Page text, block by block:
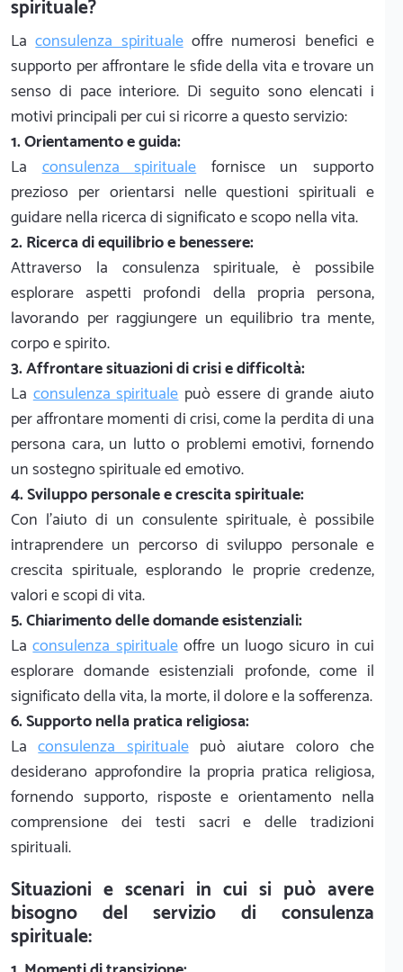
spirituale?
Laconsulenza spiritualeoffre numerosi benefici e
supporto per affrontare le sfide della vita e trovare un
senso di pace interiore. Di seguito sono elencati i
motivi principali per cui si ricorre a questo servizio:
1. Orientamento e guida:
Laconsulenza spiritualefornisce un supporto
prezioso per orientarsi nelle questioni spirituali e
guidare nella ricerca di significato e scopo nella vita.
2. Ricerca di equilibrio e benessere:
Attraverso la consulenza spirituale, è possibile
esplorare aspetti profondi della propria persona,
lavorando per raggiungere un equilibrio tra mente,
corpo e spirito.
3. Affrontare situazioni di crisi e difficoltà:
Laconsulenza spiritualepuò essere di grande aiuto
per affrontare momenti di crisi, come la perdita di una
persona cara, un lutto o problemi emotivi, fornendo
un sostegno spirituale ed emotivo.
4. Sviluppo personale e crescita spirituale:
Con l'aiuto di un consulente spirituale, è possibile
intraprendere un percorso di sviluppo personale e
crescita spirituale, esplorando le proprie credenze,
valori e scopi di vita.
5. Chiarimento delle domande esistenziali:
Laconsulenza spiritualeoffre un luogo sicuro in cui
esplorare domande esistenziali profonde, come il
significato della vita, la morte, il dolore e la sofferenza.
6. Supporto nella pratica religiosa:
Laconsulenza spiritualepuò aiutare coloro che
desiderano approfondire la propria pratica religiosa,
fornendo supporto, risposte e orientamento nella
comprensione dei testi sacri e delle tradizioni
spirituali.
Situazioni e scenari in cui si può avere
bisogno del servizio di consulenza
spirituale: